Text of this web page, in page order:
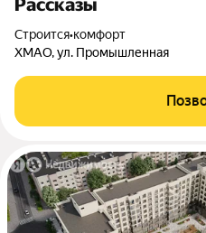
Рассказы
Строится•комфорт
ХМАО, ул. Промышленная